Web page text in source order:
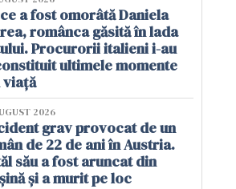
a fost omorâtă Daniela
românca găsită în lada
Procurorii italieni i-au
ultimele momente
viață
2026
grav provocat de un
de 22 de ani în Austria.
său a fost aruncat din
și a murit pe loc